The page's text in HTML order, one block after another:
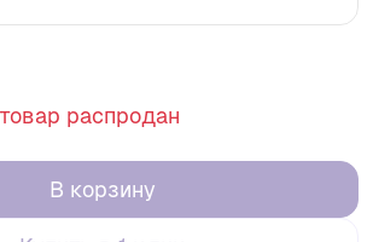
распродан
В корзину